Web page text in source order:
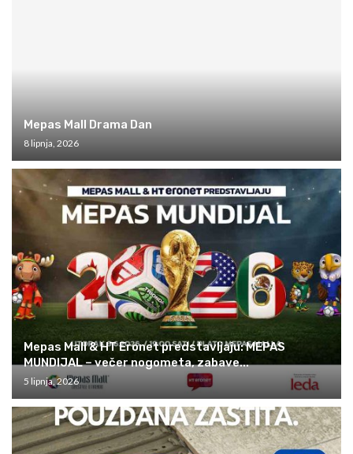
Mepas Mall Drama Dan
8 lipnja, 2026
Mepas Mall & HT Eronet predstavljaju: MEPAS
MUNDIJAL – večer nogometa, zabave...
5 lipnja, 2026